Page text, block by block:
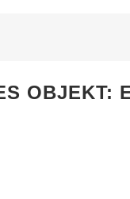
OBJEKT: